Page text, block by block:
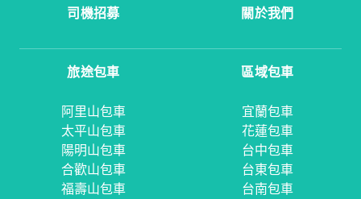
司機招募
關於我們
旅途包車
阿里山包車
太平山包車
陽明山包車
合歡山包車
福壽山包車
區域包車
宜蘭包車
花蓮包車
台中包車
台東包車
台南包車